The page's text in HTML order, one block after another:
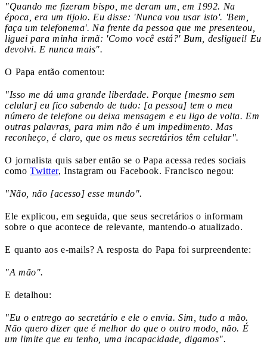
"Quando me fizeram bispo, me deram um, em 1992. Na
época, era um tijolo. Eu disse: 'Nunca vou usar isto'. 'Bem,
faça um telefonema'. Na frente da pessoa que me presenteou,
liguei para minha irmã: 'Como você está?' Bum, desliguei! Eu
devolvi. E nunca mais".
O Papa então comentou:
"Isso me dá uma grande liberdade. Porque [mesmo sem
celular] eu fico sabendo de tudo: [a pessoa] tem o meu
número de telefone ou deixa mensagem e eu ligo de volta. Em
outras palavras, para mim não é um impedimento. Mas
reconheço, é claro, que os meus secretários têm celular".
O jornalista quis saber então se o Papa acessa redes sociais
como Twitter, Instagram ou Facebook. Francisco negou:
"Não, não [acesso] esse mundo".
Ele explicou, em seguida, que seus secretários o informam
sobre o que acontece de relevante, mantendo-o atualizado.
E quanto aos e-mails? A resposta do Papa foi surpreendente:
"A mão".
E detalhou:
"Eu o entrego ao secretário e ele o envia. Sim, tudo a mão.
Não quero dizer que é melhor do que o outro modo, não. É
um limite que eu tenho, uma incapacidade, digamos".